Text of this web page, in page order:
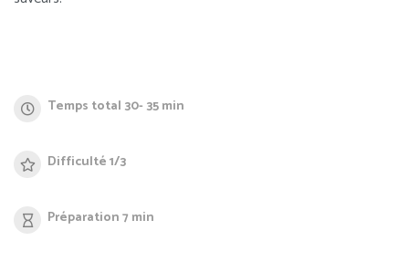
Temps total 30- 35 min
Difficulté 1/3
Préparation 7 min